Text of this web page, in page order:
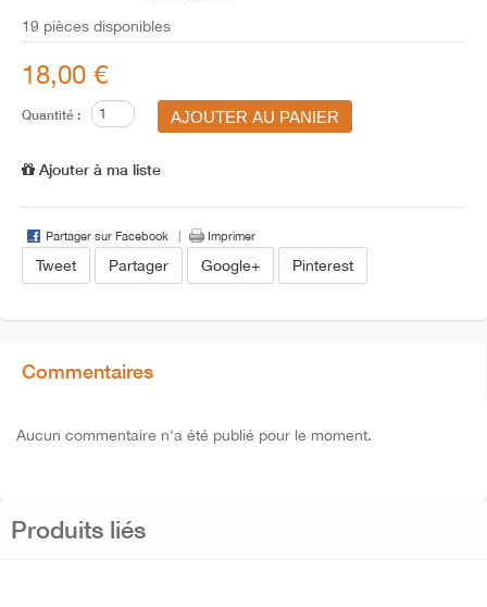
19 pièces disponibles
18,00 €
Quantité :
Ajouter à ma liste
Partager sur Facebook Imprimer
Tweet Partager Google+ Pinterest
Commentaires
Aucun commentaire n'a été publié pour le moment.
Produits liés